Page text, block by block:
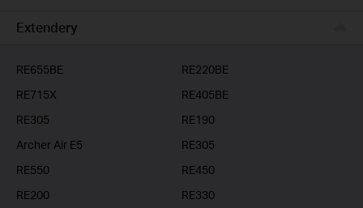
Business
Extendery
RE655BE
RE220BE
RE715X
RE405BE
RE305
RE190
Archer Air E5
RE305
RE550
RE450
RE200
RE330